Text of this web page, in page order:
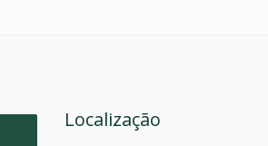
Localização